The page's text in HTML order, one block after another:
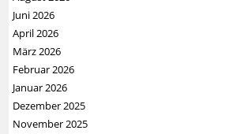
Juni 2026
April 2026
März 2026
Februar 2026
Januar 2026
Dezember 2025
November 2025